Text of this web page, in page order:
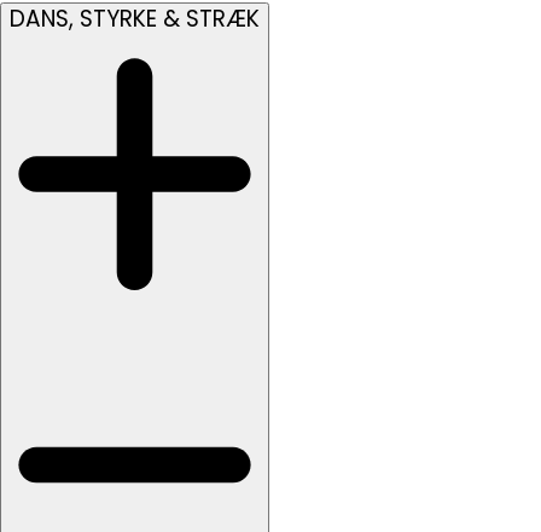
DANS, STYRKE & STRÆK